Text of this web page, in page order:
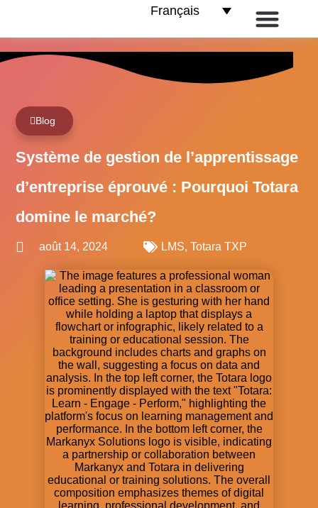
Français
Blog
Système de gestion de l’apprentissage
d’entreprise éprouvé : Pourquoi Totara
domine le marché?
août 14, 2024 LMS,Totara TXP